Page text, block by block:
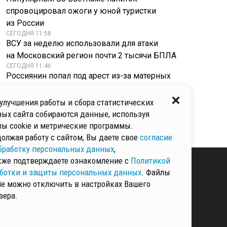
спровоцировал ожоги у юной туристки
из России
СЕГОДНЯ 11:58
ВСУ за неделю использовали для атаки
на Московский регион почти 2 тысячи БПЛА
СЕГОДНЯ 11:46
Россиянин попал под арест из-за матерных
СЕГОДНЯ 11:29
Подмосковные пожарные стали чемпионами
МЧС России в Саранске
И ЗАЩИТЫ
работы и сбора статистических
сайта собираются данные, используя
cookie и метрические программы.
работу с сайтом, Вы даете свое согласие
персональных данных,
подтверждаете ознакомление с Политикой
и защиты персональных данных. Файлы
можно отключить в настройках Вашего